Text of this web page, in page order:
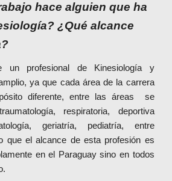
hace alguien que ha
¿Qué alcance
un profesional de Kinesiología y
ya que cada área de la carrera
diferente, entre las áreas se
respiratoria, deportiva
geriatría, pediatría, entre
que el alcance de esta profesión es
en el Paraguay sino en todos